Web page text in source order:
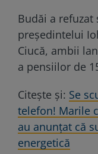
Budăi a
preşedintelui
Ciucă, ambii
a pensiilor de
Citește și: Se
telefon! Marile
au anunțat că
energetică